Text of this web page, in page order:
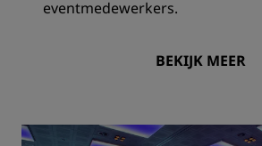
eventmedewerkers.
BEKIJK MEER